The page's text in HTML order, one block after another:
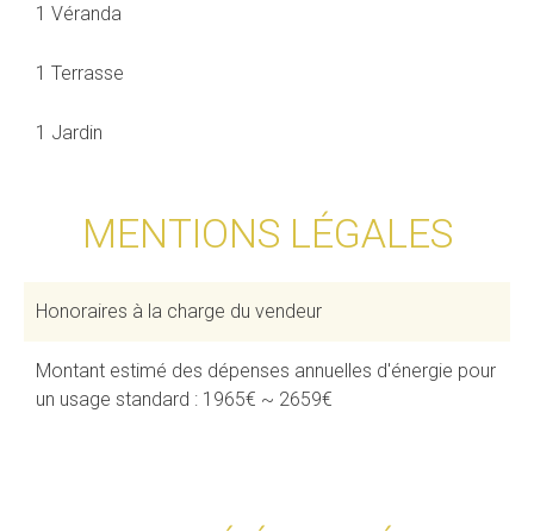
1 Véranda
1 Terrasse
1 Jardin
MENTIONS LÉGALES
Honoraires à la charge du vendeur
Montant estimé des dépenses annuelles d'énergie pour
un usage standard : 1965€ ~ 2659€